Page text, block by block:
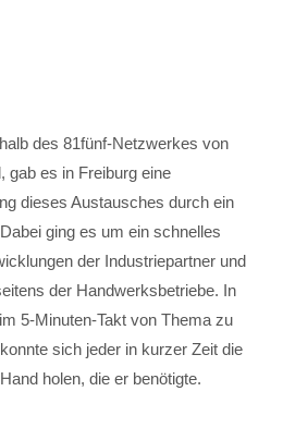
des 81fünf-Netzwerkes von
gab es in Freiburg eine
dieses Austausches durch ein
ging es um ein schnelles
der Industriepartner und
der Handwerksbetriebe. In
5-Minuten-Takt von Thema zu
sich jeder in kurzer Zeit die
holen, die er benötigte.